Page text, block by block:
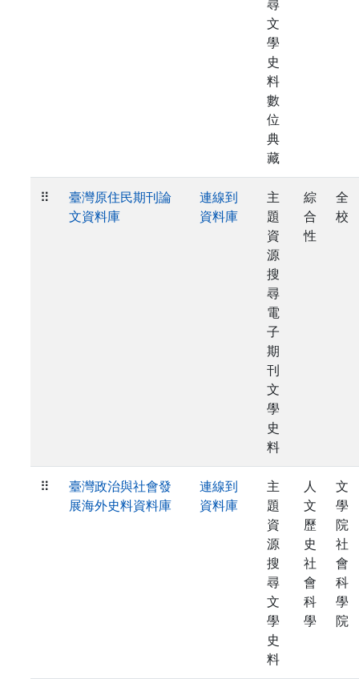
尋
文
學
史
料
數
位
典
藏
⠿
臺灣原住民期刊論
文資料庫
連線到
資料庫
主
題
資
源
搜
尋
電
子
期
刊
文
學
史
料
綜
合
性
全
校
⠿
臺灣政治與社會發
展海外史料資料庫
連線到
資料庫
主
題
資
源
搜
尋
文
學
史
料
人
文
歷
史
社
會
科
學
文
學
院
社
會
科
學
院